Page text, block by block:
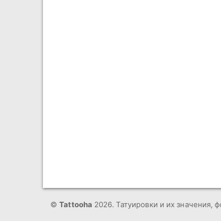
©Tattooha 2026. Татуировки и их значения,